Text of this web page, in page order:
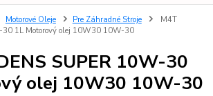
Motorové Oleje Pre Záhradné Stroje
M4T
30 1L Motorový olej 10W30 10W-30
SUPER 10W-30
olej 10W30 10W-30